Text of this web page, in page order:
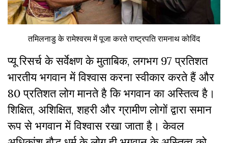
तमिलनाडु के रामेश्वरम में पूजा करते राष्ट्रपति रामनाथ कोविंद
प्यू रिसर्च के सर्वेक्षण के मुताबिक, लगभग 97 प्रतिशत
भारतीय भगवान में विश्वास करना स्वीकार करते हैं और
80 प्रतिशत लोग मानते है कि भगवान का अस्तित्व है।
शिक्षित, अशिक्षित, शहरी और ग्रामीण लोगों द्वारा समान
रूप से भगवान में विश्वास रखा जाता है। केवल